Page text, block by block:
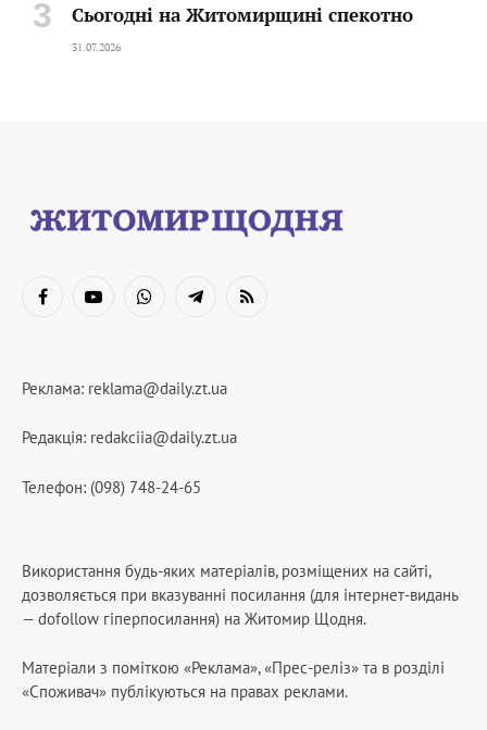
Сьогодні на Житомирщині спекотно
31.07.2026
FacebookYouTubeWhatsAppTelegramRSS
Реклама: reklama@daily.zt.ua
Редакція: redakciia@daily.zt.ua
Телефон: (098) 748-24-65
Використання будь-яких матеріалів, розміщених на сайті,
дозволяється при вказуванні посилання (для інтернет-видань
— dofollow гіперпосилання) на Житомир Щодня.
Матеріали з поміткою «Реклама», «Прес-реліз» та в розділі
«Споживач» публікуються на правах реклами.